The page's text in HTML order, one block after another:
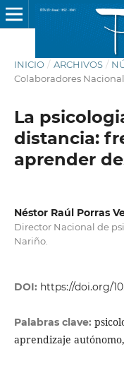
INICIO / ARCHIVOS /
Colaboradores
La
distancia:
aprender
Néstor Raúl Porras
Director Nacional de
Nariño.
DOI: https://doi.org/
Palabras clave:
aprendizaje